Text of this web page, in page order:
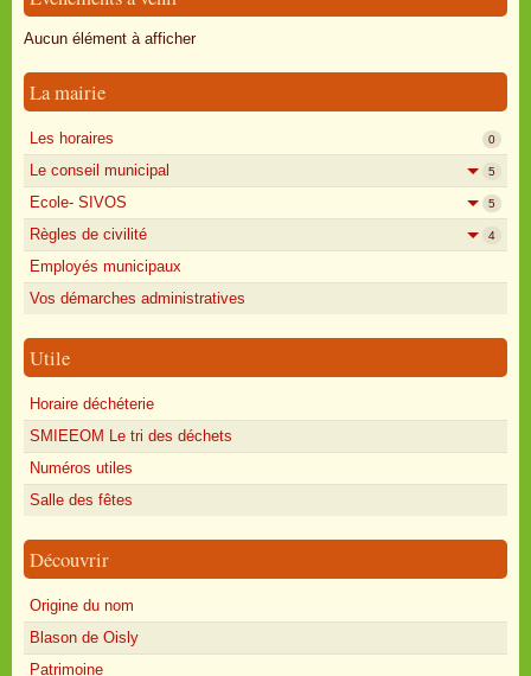
Oisly autrefois
Annonces
Aucun élément à afficher
La mairie
Les horaires 0
Le conseil municipal 5
Ecole- SIVOS 5
Règles de civilité 4
Employés municipaux
Vos démarches administratives
Utile
Horaire déchéterie
SMIEEOM Le tri des déchets
Numéros utiles
Salle des fêtes
Découvrir
Origine du nom
Blason de Oisly
Patrimoine